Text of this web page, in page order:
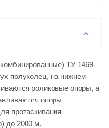
ТУ 1469-
полуколец, на нижнем
роликовые опоры, а
опоры
протаскивания
до 2000 м.